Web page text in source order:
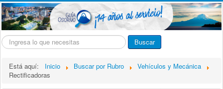
Buscar... Buscar
Está aquí: Inicio Buscar por Rubro
Vehículos y Mecánica
Rectificadoras